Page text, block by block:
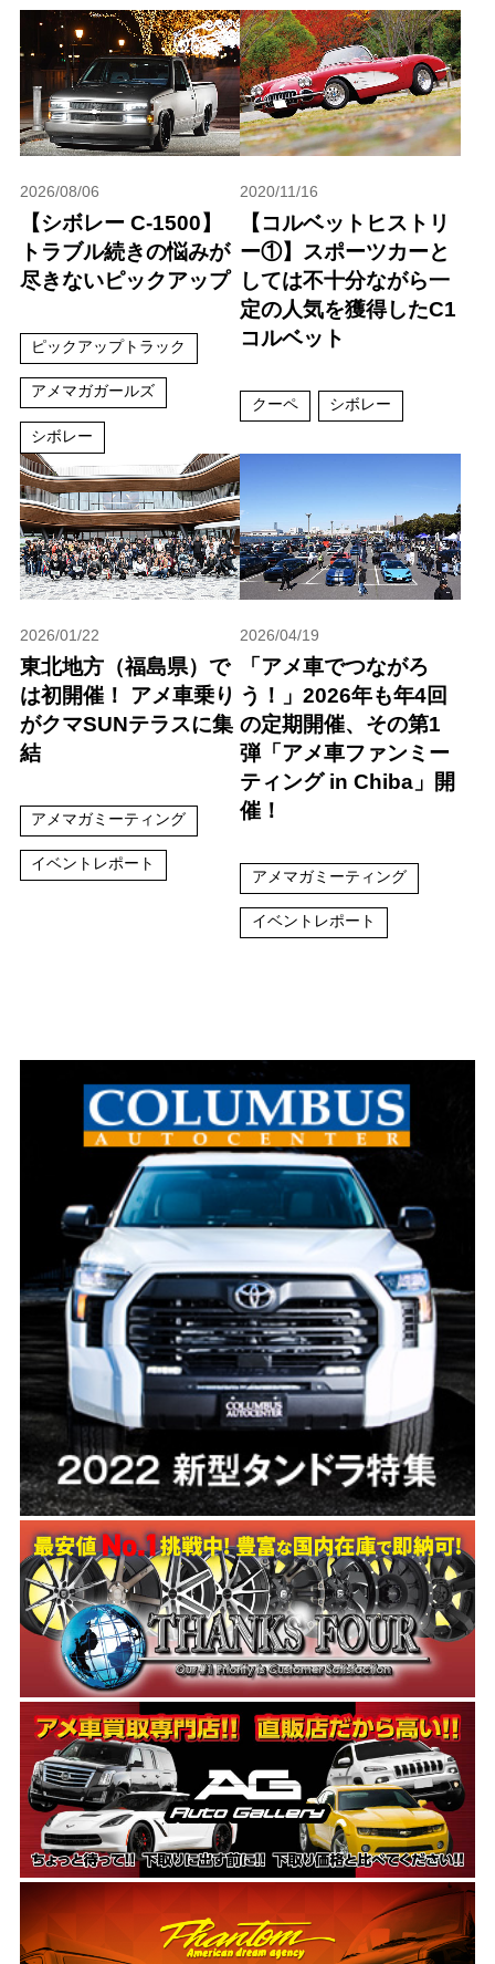
2026/08/06
【シボレー C-1500】
トラブル続きの悩みが
尽きないピックアップ
ピックアップトラック
アメマガガールズ
シボレー
2020/11/16
【コルベットヒストリ
ー①】スポーツカーと
しては不十分ながら一
定の人気を獲得したC1
コルベット
クーペ シボレー
2026/01/22
東北地方（福島県）で
は初開催！ アメ車乗り
がクマSUNテラスに集
結
アメマガミーティング
イベントレポート
2026/04/19
「アメ車でつながろ
う！」2026年も年4回
の定期開催、その第1
弾「アメ車ファンミー
ティング in Chiba」開
催！
アメマガミーティング
イベントレポート